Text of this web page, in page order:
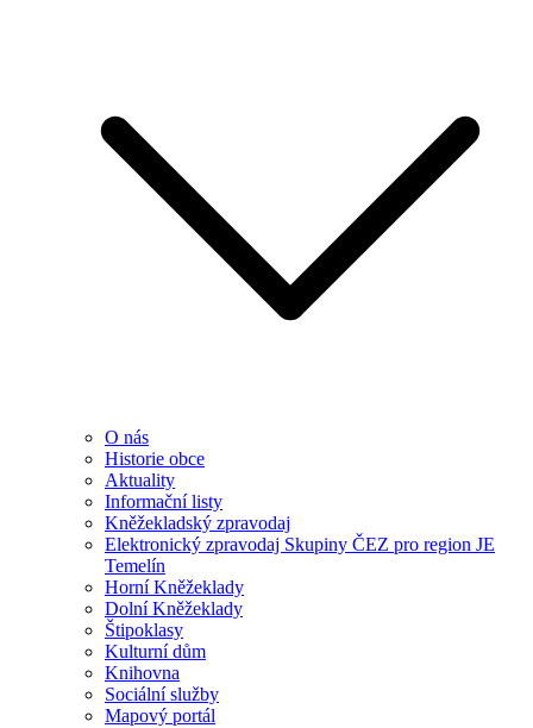
O nás
Historie obce
Aktuality
Informační listy
Kněžekladský zpravodaj
Elektronický zpravodaj Skupiny ČEZ pro region JE
Temelín
Horní Kněžeklady
Dolní Kněžeklady
Štipoklasy
Kulturní dům
Knihovna
Sociální služby
Mapový portál